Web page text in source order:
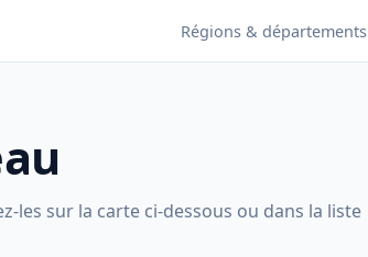
Régions & départements
les sur la carte ci-dessous ou dans la liste